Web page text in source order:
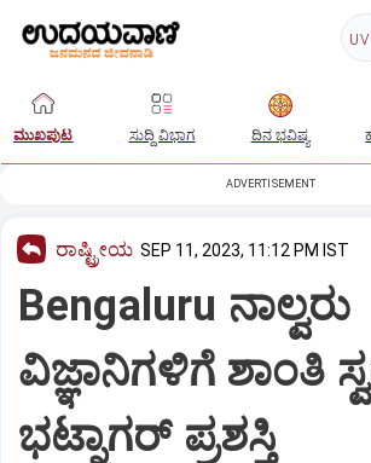
UV
ಮುಖಪುಟ ಸುದ್ದಿ ವಿಭಾಗ ದಿನ ಭವಿಷ್ಯ
ADVERTISEMENT
ರಾಷ್ಟ್ರೀಯ SEP 11, 2023, 11:12 PM IST
Bengaluru ನಾಲ್ವರು
ವಿಜ್ಞಾನಿಗಳಿಗೆ ಶಾಂತಿ
ಭಟ್ನಾಗರ್‌ ಪ್ರಶಸ್ತಿ